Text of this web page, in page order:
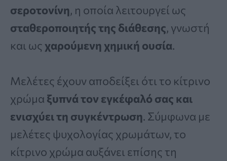
σεροτονίνη, η οποία λειτουργεί ως
σταθεροποιητής της διάθεσης, γνωστή
και ως χαρούμενη χημική ουσία.
Μελέτες έχουν αποδείξει ότι το κίτρινο
χρώμα ξυπνά τον εγκέφαλό σας και
ενισχύει τη συγκέντρωση. Σύμφωνα με
μελέτες ψυχολογίας χρωμάτων, το
κίτρινο χρώμα αυξάνει επίσης τη